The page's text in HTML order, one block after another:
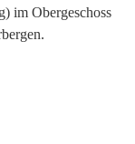
im Obergeschoss